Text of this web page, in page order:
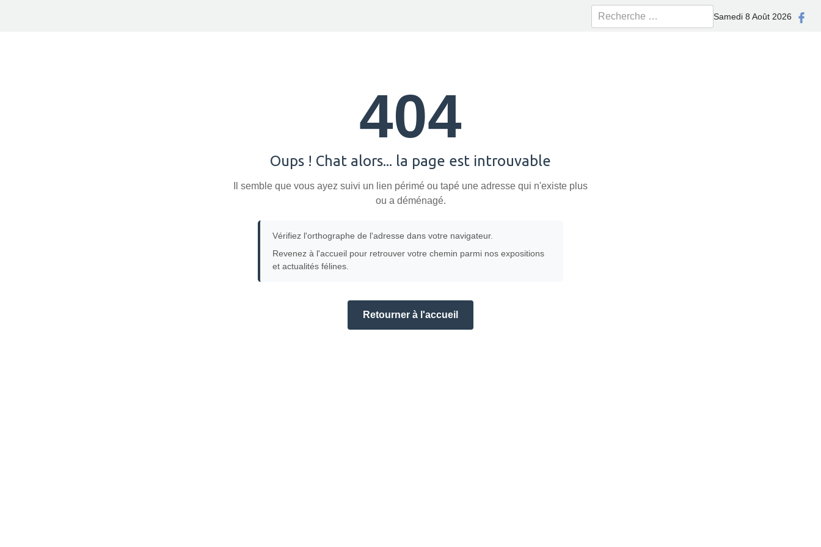
Samedi 8 Août 2026
Rechercher
404
Oups ! Chat alors... la page est introuvable
Il semble que vous ayez suivi un lien périmé ou tapé une adresse qui n'existe plus
ou a déménagé.
Vérifiez l'orthographe de l'adresse dans votre navigateur.
Revenez à l'accueil pour retrouver votre chemin parmi nos expositions
et actualités félines.
Retourner à l'accueil